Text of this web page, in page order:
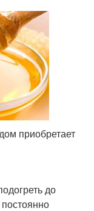
приобретает
до